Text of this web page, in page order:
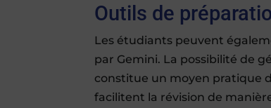
Outils de
Les étudiants peuvent
par Gemini. La possibilité de
constitue un moyen pratique
facilitent la révision de